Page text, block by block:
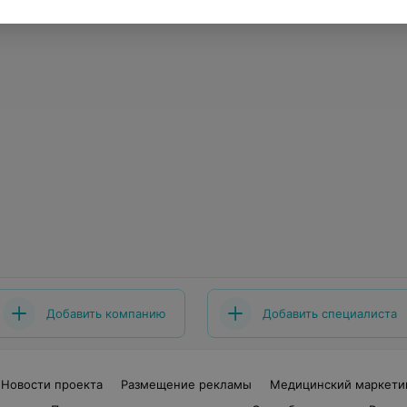
Добавить компанию Добавить специалиста
Новости проекта Размещение рекламы
Медицинский